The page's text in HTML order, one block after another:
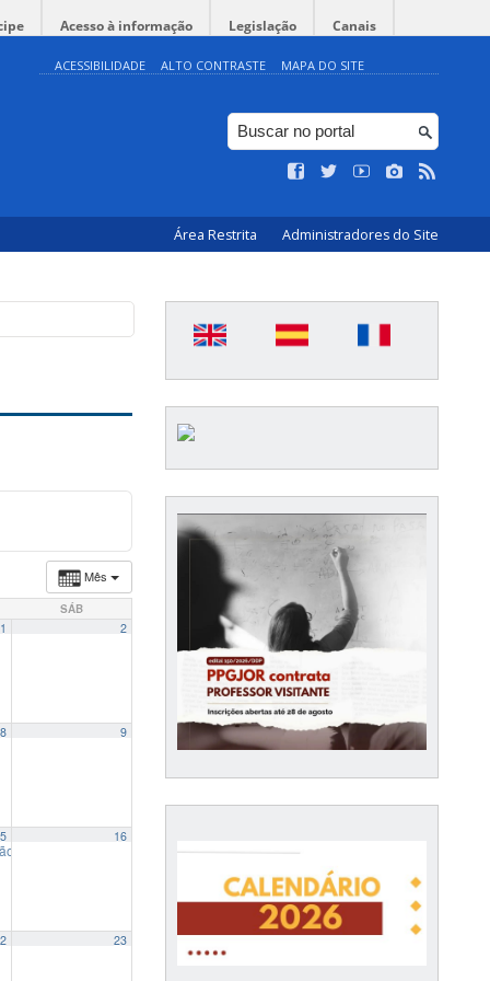
Acesso à informação Legislação Canais
ACESSIBILIDADE ALTO CONTRASTE MAPA DO SITE
Área Restrita Administradores do Site
Mês
SÁB
1 2
8 9
Dissertação – Luísa Michels Surdi
16
23